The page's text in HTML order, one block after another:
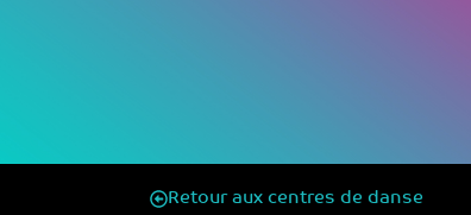
Retour aux centres de danse